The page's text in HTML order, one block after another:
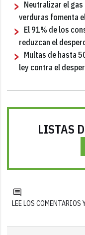
Neutralizar el
verduras fomenta
El 91% de los
reduzcan el
Multas de hasta
ley contra el
LISTAS
LEE LOS